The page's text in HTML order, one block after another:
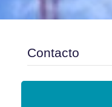
Contacto